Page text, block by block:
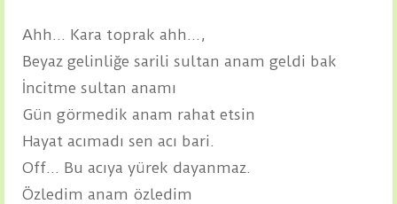
Ahh... Kara toprak ahh...,
Beyaz gelinliğe sarili sultan anam geldi bak
İncitme sultan anamı
Gün görmedik anam rahat etsin
Hayat acımadı sen acı bari.
Off... Bu acıya yürek dayanmaz.
Özledim anam özledim